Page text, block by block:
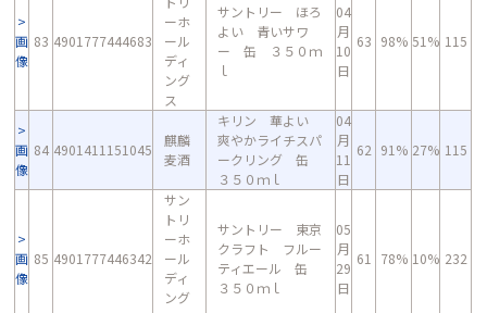
画
像
83 4901777444683
ーホ
ール
ディ
ング
ス
サントリー ほろ
よい 青いサワ
ー 缶 ３５０ｍ
ｌ
04
月
10
日
63 98% 51% 115
画
像
84 4901411151045
麒麟
麦酒
キリン 華よい
爽やかライチスパ
ークリング 缶
３５０ｍｌ
04
月
11
日
62 91% 27% 115
画
像
85 4901777446342
サン
トリ
ーホ
ール
ディ
ング
サントリー 東京
クラフト フルー
ティエール 缶
３５０ｍｌ
05
月
29
日
61 78% 10% 232